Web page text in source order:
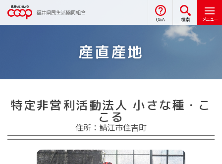
福井県民生活協同組合
Q&A 検索 メニュー
産直産地
特定非営利活動法人 小さな種・こ
こる
住所：鯖江市住吉町